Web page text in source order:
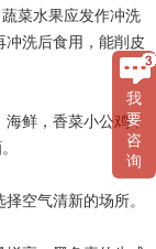
菜水果应发作冲洗
冲洗后食用，能削皮
鲜，香菜小公鸡，
空气清新的场所。
我
要
咨
询